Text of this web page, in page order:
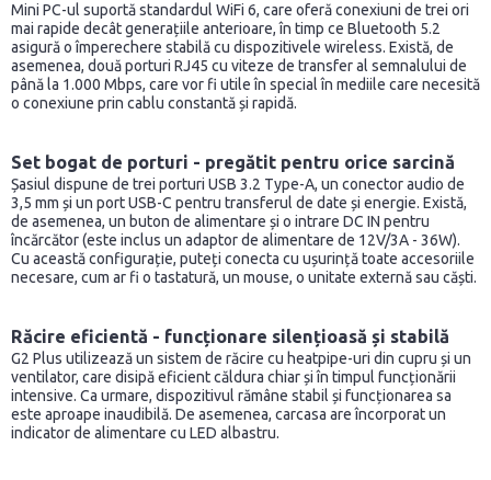
Mini PC-ul suportă standardul WiFi 6, care oferă conexiuni de trei ori
mai rapide decât generațiile anterioare, în timp ce Bluetooth 5.2
asigură o împerechere stabilă cu dispozitivele wireless. Există, de
asemenea, două porturi RJ45 cu viteze de transfer al semnalului de
până la 1.000 Mbps, care vor fi utile în special în mediile care necesită
o conexiune prin cablu constantă și rapidă.
Set bogat de porturi - pregătit pentru orice sarcină
Șasiul dispune de trei porturi USB 3.2 Type-A, un conector audio de
3,5 mm și un port USB-C pentru transferul de date și energie. Există,
de asemenea, un buton de alimentare și o intrare DC IN pentru
încărcător (este inclus un adaptor de alimentare de 12V/3A - 36W).
Cu această configurație, puteți conecta cu ușurință toate accesoriile
necesare, cum ar fi o tastatură, un mouse, o unitate externă sau căști.
Răcire eficientă - funcționare silențioasă și stabilă
G2 Plus utilizează un sistem de răcire cu heatpipe-uri din cupru și un
ventilator, care disipă eficient căldura chiar și în timpul funcționării
intensive. Ca urmare, dispozitivul rămâne stabil și funcționarea sa
este aproape inaudibilă. De asemenea, carcasa are încorporat un
indicator de alimentare cu LED albastru.